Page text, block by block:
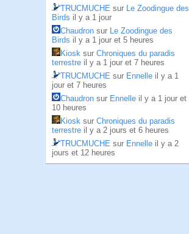
TRUCMUCHE sur Le Zoodingue des
Birds il y a 1 jour
Chaudron sur Le Zoodingue des
Birds il y a 1 jour et 5 heures
Kiosk sur Chroniques du paradis
terrestre il y a 1 jour et 7 heures
TRUCMUCHE sur Ennelle il y a 1
jour et 7 heures
Chaudron sur Ennelle il y a 1 jour et
10 heures
Kiosk sur Chroniques du paradis
terrestre il y a 2 jours et 6 heures
TRUCMUCHE sur Ennelle il y a 2
jours et 12 heures